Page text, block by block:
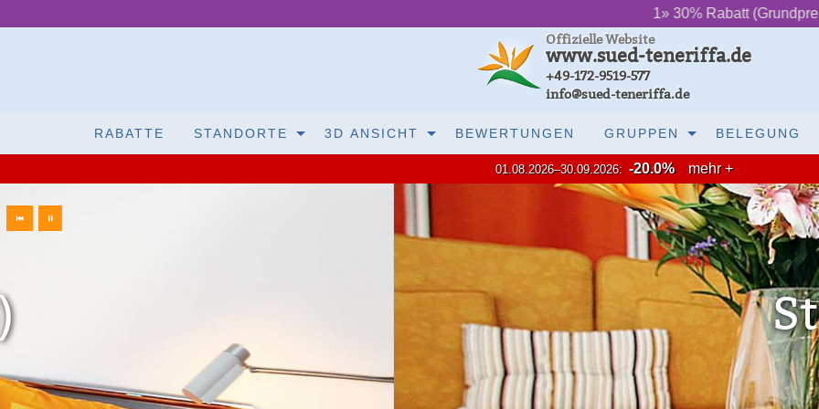
1» 30% Rabatt (Grundpreis) bis Juli
Offizielle Website
www.sued-teneriffa.de
+49-172-9519-577
info@sued-teneriffa.de
RABATTE STANDORTE 3D ANSICHT BEWERTUNGEN GRUPPEN BELEGUNG
01.08.2026–30.09.2026: -20.0% mehr +
3D Tour ansehen Ferienhaus Fotos ansehen
Studio Parlour (2-6